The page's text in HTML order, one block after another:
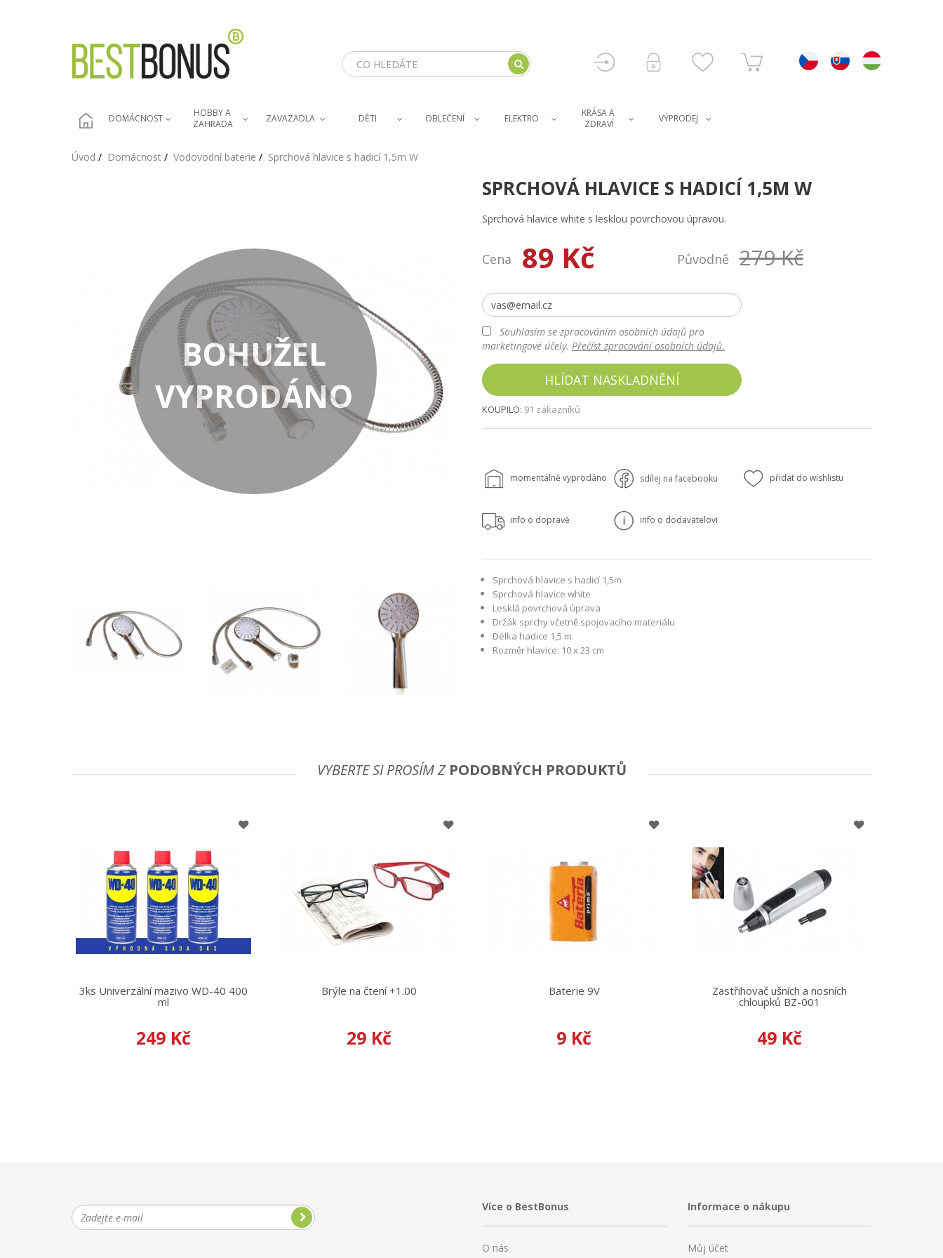
DOMÁCNOST
HOBBY A
ZAHRADA
ZAVAZADLA DĚTI OBLEČENÍ ELEKTRO
KRÁSA A
ZDRAVÍ
VÝPRODEJ
Úvod Domácnost Vodovodní baterie Sprchová hlavice s hadicí 1,5m W
BOHUŽEL
VYPRODÁNO
SPRCHOVÁ HLAVICE S HADICÍ 1,5M W
Sprchová hlavice white s lesklou povrchovou úpravou.
Cena 89 Kč Původně 279 Kč
Souhlasím se zpracováním osobních údajů pro
marketingové účely. Přečíst zpracování osobních údajů.
HLÍDAT NASKLADNĚNÍ
KOUPILO: 91 zákazníků
momentálně vyprodáno sdílej na facebooku přidat do wishlistu
info o dopravě info o dodavatelovi
Sprchová hlavice s hadicí 1,5m
Sprchová hlavice white
Lesklá povrchová úprava
Držák sprchy včetně spojovacího materiálu
Délka hadice 1,5 m
Rozměr hlavice: 10 x 23 cm
VYBERTE SI PROSÍM Z PODOBNÝCH PRODUKTŮ
3ks Univerzální mazivo WD-40 400
ml
249 Kč
Brýle na čtení +1.00
29 Kč
Baterie 9V
9 Kč
Zastřihovač ušních a nosních
chloupků BZ-001
49 Kč
Více o BestBonus
O nás
Informace o nákupu
Můj účet